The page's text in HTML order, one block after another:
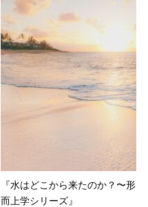
『水はどこから来たのか？〜形
而上学シリーズ』